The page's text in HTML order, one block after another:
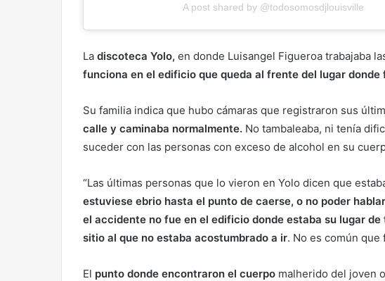
A post shared by @todosomosdjlouisville
La discoteca Yolo, en donde Luisangel Figueroa trabajaba
funciona en el edificio que queda al frente del lugar donde
Su familia indica que hubo cámaras que registraron sus
calle y caminaba normalmente. No tambaleaba, ni tenía
suceder con las personas con exceso de alcohol en su
“Las últimas personas que lo vieron en Yolo dicen que
estuviese ebrio hasta el punto de caerse, o no poder hablar
el accidente no fue en el edificio donde estaba su lugar de
sitio al que no estaba acostumbrado a ir. No es común que
El punto donde encontraron el cuerpo malherido del joven